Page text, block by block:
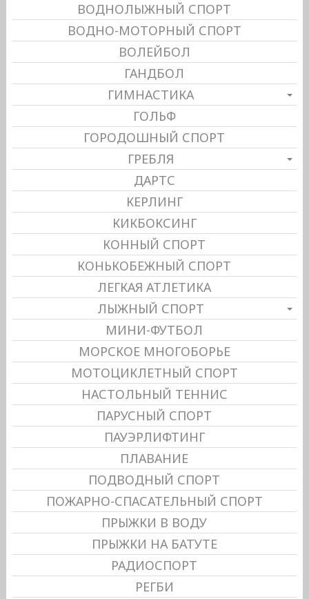
ВОДНОЛЫЖНЫЙ СПОРТ
ВОДНО-МОТОРНЫЙ СПОРТ
ВОЛЕЙБОЛ
ГАНДБОЛ
ГИМНАСТИКА
ГОЛЬФ
ГОРОДОШНЫЙ СПОРТ
ГРЕБЛЯ
ДАРТС
КЕРЛИНГ
КИКБОКСИНГ
КОННЫЙ СПОРТ
КОНЬКОБЕЖНЫЙ СПОРТ
ЛЕГКАЯ АТЛЕТИКА
ЛЫЖНЫЙ СПОРТ
МИНИ-ФУТБОЛ
МОРСКОЕ МНОГОБОРЬЕ
МОТОЦИКЛЕТНЫЙ СПОРТ
НАСТОЛЬНЫЙ ТЕННИС
ПАРУСНЫЙ СПОРТ
ПАУЭРЛИФТИНГ
ПЛАВАНИЕ
ПОДВОДНЫЙ СПОРТ
ПОЖАРНО-СПАСАТЕЛЬНЫЙ СПОРТ
ПРЫЖКИ В ВОДУ
ПРЫЖКИ НА БАТУТЕ
РАДИОСПОРТ
РЕГБИ